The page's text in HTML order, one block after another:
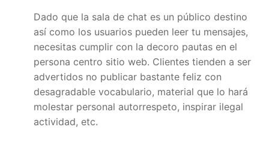
Dado que la sala de chat es un público destino
así como los usuarios pueden leer tu mensajes,
necesitas cumplir con la decoro pautas en el
persona centro sitio web. Clientes tienden a ser
advertidos no publicar bastante feliz con
desagradable vocabulario, material que lo hará
molestar personal autorrespeto, inspirar ilegal
actividad, etc.